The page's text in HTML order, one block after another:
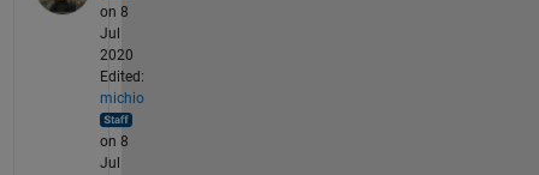
on 8
Jul
2020
Edited:
michio
on 8
Jul